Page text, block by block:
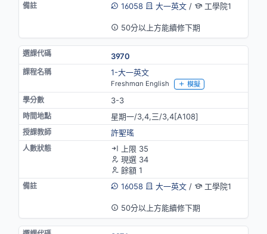
16058
大一英文/ 工學院1
50分以上方能續修下期
3970
1-大一英文
Freshman English 模擬
3-3
星期一/3,4,三/3,4[A108]
許聖瑤
上限 35
現選 34
餘額 1
16058
大一英文/ 工學院1
50分以上方能續修下期